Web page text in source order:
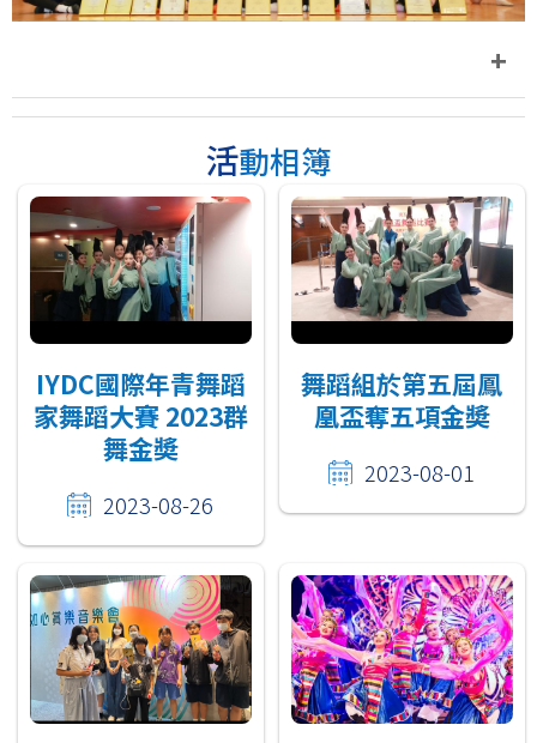
活動相簿
IYDC國際年青舞蹈
家舞蹈大賽 2023群
舞金奬
2023-08-26
舞蹈組於第五屆鳳
凰盃奪五項金奬
2023-08-01